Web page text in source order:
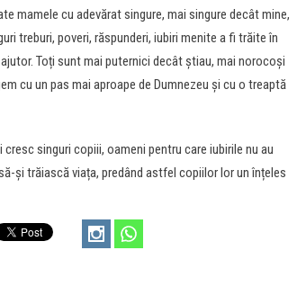
mamele cu adevărat singure, mai singure decât mine,
treburi, poveri, răspunderi, iubiri menite a fi trăite în
Toți sunt mai puternici decât știau, mai norocoși
cu un pas mai aproape de Dumnezeu și cu o treaptă
singuri copiii, oameni pentru care iubirile nu au
și trăiască viața, predând astfel copiilor lor un înțeles